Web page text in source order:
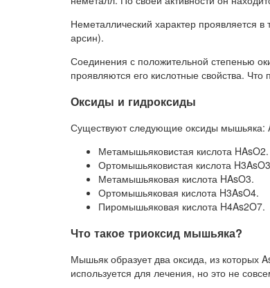
Неметаллический характер проявляется
арсин).
Соединения с положительной степенью
проявляются его кислотные свойства.
Оксиды и гидроксиды
Существуют следующие оксиды мышьяка:
Метамышьяковистая кислота HAsO2.
Ортомышьяковистая кислота
Метамышьяковая кислота HAsO3.
Ортомышьяковая кислота H3AsO4.
Пиромышьяковая кислота H4As2O7.
Что такое триоксид мышьяка?
Мышьяк образует два оксида, из которых
используется для лечения, но это не